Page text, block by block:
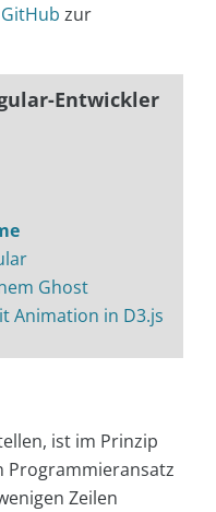
zur
Entwickler
Ghost
Animation in D3.js
ist im Prinzip
Programmieransatz
Zeilen